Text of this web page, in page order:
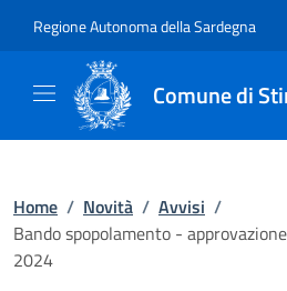
Regione Autonoma della Sardegna
Comune di
Home / Novità / Avvisi /
Bando spopolamento -
2024